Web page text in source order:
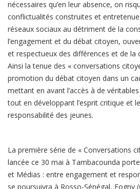
nécessaires qu’en leur absence, on
conflictualités construites et
réseaux sociaux au détriment de la
l’engagement et du débat citoyen,
et respectueux des différences et de la
Ainsi la tenue des « conversations
promotion du débat citoyen dans un
mettant en avant l’accès à de
tout en développant l’esprit critique et
responsabilité des jeunes.
La première série de « Conversations
lancée ce 30 mai à Tambacounda
et Médias : entre engagement et
se poursuivra à Rosso-Sénégal, Fogny